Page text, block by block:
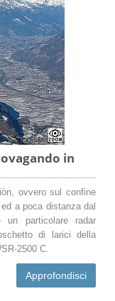
in
ovvero sul confine
a poca distanza dal
particolare radar
di larici della
2500 C.
Approfondisci